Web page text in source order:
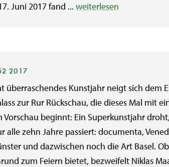
Juni 2017 fand ... weiterlesen
2017
überraschendes Kunstjahr neigt sich dem
zur Rur Rückschau, die dieses Mal mit
beginnt: Ein Superkunstjahr
alle zehn Jahre passiert: documenta,
und dazwischen noch die Art Basel.
zum Feiern bietet, bezweifelt Niklas